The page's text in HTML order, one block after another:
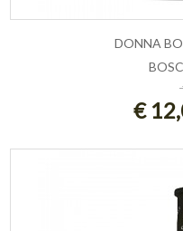
DONNA
€